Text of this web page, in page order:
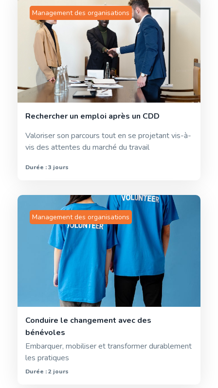
Management des organisations
Rechercher un emploi après un CDD
Valoriser son parcours tout en se projetant vis-à-
vis des attentes du marché du travail
Durée : 3 jours
Management des organisations
Conduire le changement avec des
bénévoles
Embarquer, mobiliser et transformer durablement
les pratiques
Durée : 2 jours